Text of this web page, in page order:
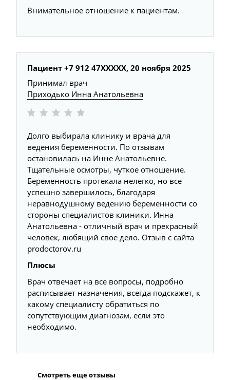
Внимательное отношение к пациентам.
Пациент +7 912 47XXXXX, 20 ноября 2025
Принимал врач
Приходько Инна Анатольевна
Долго выбирала клинику и врача для
ведения беременности​. По отзывам
остановилась на Инне Анатольевне.
Тщательные осмотры, чуткое отношение.
Беременность протекала нелегко, но все
успешно завершилось, благодаря
неравнодушному ведению беременности со
стороны специалистов клиники. Инна
Анатольевна - отличный врач и прекрасный
человек, любящий свое дело. Отзыв с сайта
prodoctorov.ru
Плюсы
Врач отвечает на все вопросы, подробно
расписывает назначения, всегда подскажет, к
какому специалисту обратиться по
сопутствующим диагнозам, если это
необходимо.
Смотреть еще отзывы